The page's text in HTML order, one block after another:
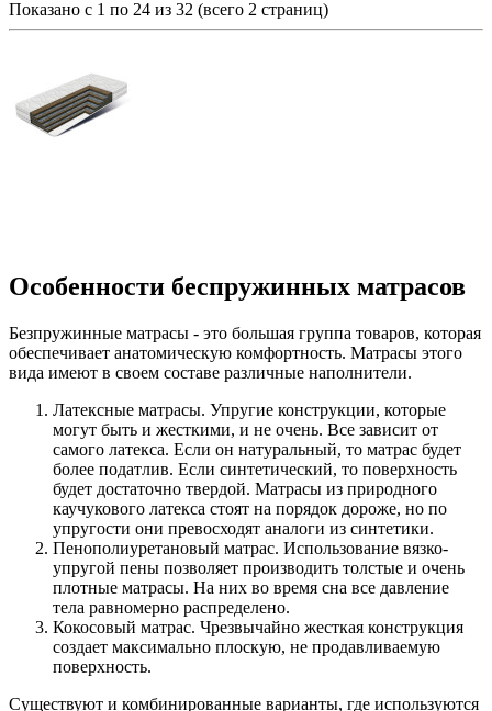
Показано с 1 по 24 из 32 (всего 2 страниц)
Особенности беспружинных матрасов
Безпружинные матрасы - это большая группа товаров, которая
обеспечивает анатомическую комфортность. Матрасы этого
вида имеют в своем составе различные наполнители.
Латексные матрасы. Упругие конструкции, которые
могут быть и жесткими, и не очень. Все зависит от
самого латекса. Если он натуральный, то матрас будет
более податлив. Если синтетический, то поверхность
будет достаточно твердой. Матрасы из природного
каучукового латекса стоят на порядок дороже, но по
упругости они превосходят аналоги из синтетики.
Пенополиуретановый матрас. Использование вязко-
упругой пены позволяет производить толстые и очень
плотные матрасы. На них во время сна все давление
тела равномерно распределено.
Кокосовый матрас. Чрезвычайно жесткая конструкция
создает максимально плоскую, не продавливаемую
поверхность.
Существуют и комбинированные варианты, где используются